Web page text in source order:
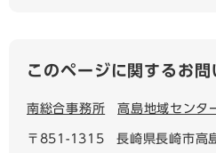
このページに関するお問
南総合事務所 高島地域センタ
〒851-1315
長崎県長崎市高